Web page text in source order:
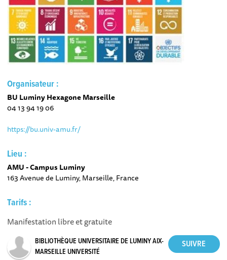
Organisateur :
BU Luminy Hexagone Marseille
04 13 94 19 06
https://bu.univ-amu.fr/
Lieu :
AMU - Campus Luminy
163 Avenue de Luminy, Marseille, France
Tarifs :
Manifestation libre et gratuite
BIBLIOTHÈQUE UNIVERSITAIRE DE LUMINY AIX-
MARSEILLE UNIVERSITÉ